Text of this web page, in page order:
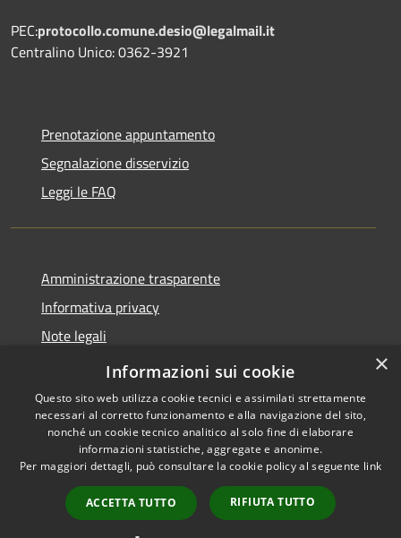
PEC:protocollo.comune.desio@legalmail.it
Centralino Unico: 0362-3921
Prenotazione appuntamento
Segnalazione disservizio
Leggi le FAQ
Amministrazione trasparente
Informativa privacy
Note legali
Dichiarazione di accessibilità
Accessibilità
Copyright © 2026 • Comune di
Desio • Powered by
Municipium•
Accesso
redazione
×
Informazioni sui cookie
Questo sito web utilizza cookie tecnici e assimilati strettamente
necessari al corretto funzionamento e alla navigazione del sito,
nonché un cookie tecnico analitico al solo fine di elaborare
informazioni statistiche, aggregate e anonime.
Per maggiori dettagli, può consultare la cookie policy al seguente link
ACCETTA TUTTO RIFIUTA TUTTO